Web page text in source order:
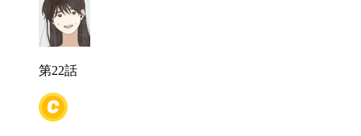
第22話